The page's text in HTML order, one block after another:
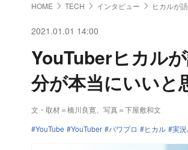
HOME TECH インタビュー ヒカルが
2021.01.01 14:00
YouTuberヒカル
分が本当にいいと
文・取材＝橋川良寛、写真＝下屋敷和文
YouTube
YouTuber パワプロ ヒカル 実